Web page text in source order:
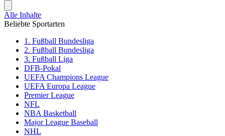
Alle Inhalte
Beliebte Sportarten
1. Fußball Bundesliga
2. Fußball Bundesliga
3. Fußball Liga
DFB-Pokal
UEFA Champions League
UEFA Europa League
Premier League
NFL
NBA Basketball
Major League Baseball
NHL